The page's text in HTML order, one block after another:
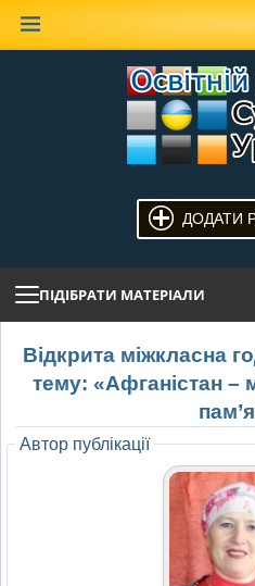
ДОДАТИ
ПІДІБРАТИ МАТЕРІАЛИ
Відкрита міжкласна
тему: «Афганістан –
Автор публікації